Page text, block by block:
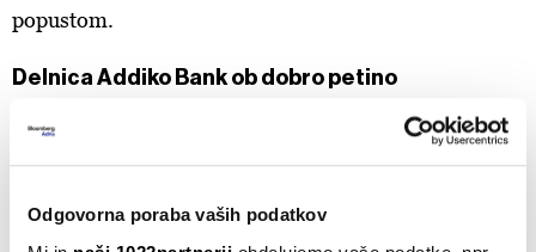
Odgovorna poraba vaših podatkov
popustom.
Delnica Addiko Bank ob dobro petino
Pogled na Dunajsko borzi razkrije, da jo je delnica
Addiko bank od neuspele ponudbe odnesla precej
utegne približati oziroma vrniti na raven pred